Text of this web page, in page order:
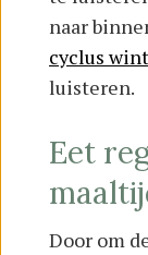
naar
cyclus
luisteren.
Eet
Door om